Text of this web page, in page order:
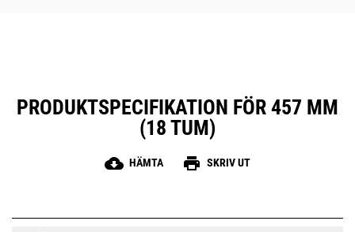
PRODUKTSPECIFIKATION FÖR 457 MM
(18 TUM)
cloud_download HÄMTA print SKRIV UT